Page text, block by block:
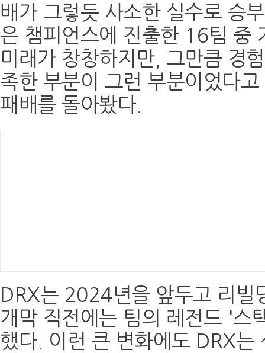
배가 그렇듯 사소한 실수로 승
은 챔피언스에 진출한 16팀 중
미래가 창창하지만, 그만큼 경
족한 부분이 그런 부분이었다
패배를 돌아봤다.
DRX는 2024년을 앞두고 리빌
개막 직전에는 팀의 레전드 '스
했다. 이런 큰 변화에도 DRX는